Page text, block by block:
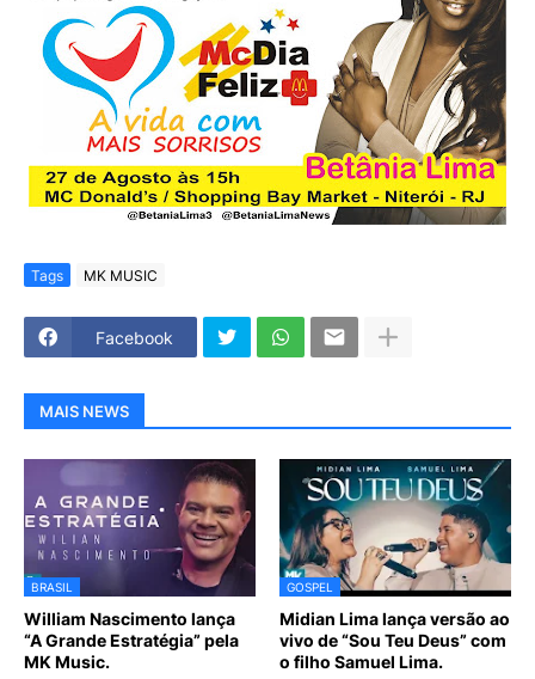
Tags MK MUSIC
Facebook
MAIS NEWS
BRASIL
William Nascimento lança
“A Grande Estratégia” pela
MK Music.
GOSPEL
Midian Lima lança versão ao
vivo de “Sou Teu Deus” com
o filho Samuel Lima.